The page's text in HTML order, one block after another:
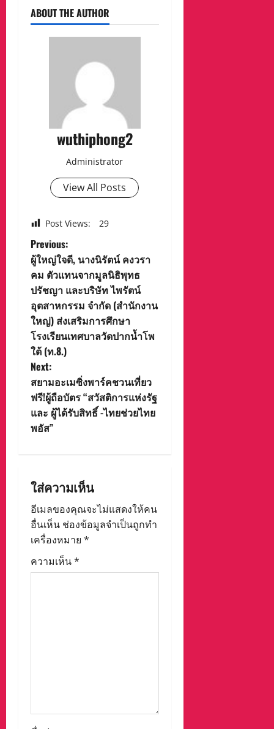
ABOUT THE AUTHOR
wuthiphong2
Administrator
View All Posts
Post Views: 29
P
o
s
t
n
a
v
i
a
t
i
o
Previous:
ผู้ใหญ่ใจดี, นางนิรัตน์ คงวรา
คม ตัวแทนจากมูลนิธิพุทธ
ปรัชญา และบริษัท ไพรัตน์
อุตสาหกรรม จำกัด (สำนักงาน
ใหญ่) ส่งเสริมการศึกษา
โรงเรียนเทศบาลวัดปากน้ำโพ
ใต้ (ท.8.)
Next:
สยามอะเมซิ่งพาร์คชวนเที่ยว
ฟรี!ผู้ถือบัตร “สวัสติการแห่งรัฐ
และ ผู้ได้รับสิทธิ์ -ไทยช่วยไทย
พอัส”
ใส่ความเห็น
อีเมลของคุณจะไม่แสดงให้คน
อื่นเห็น ช่องข้อมูลจำเป็นถูกทำ
เครื่องหมาย *
ความเห็น*